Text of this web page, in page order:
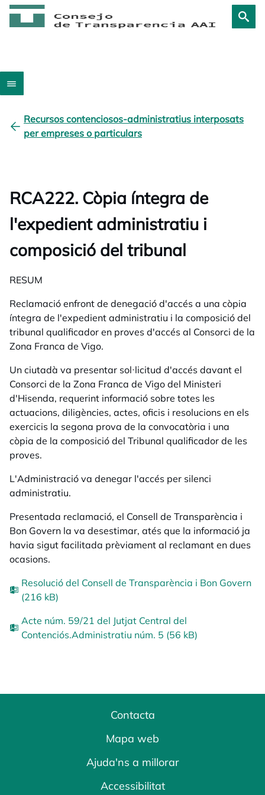
Recursos contenciosos-administratius interposats
per empreses o particulars
RCA222. Còpia íntegra de
l'expedient administratiu i
composició del tribunal
RESUM
Reclamació enfront de denegació d'accés a una còpia
íntegra de l'expedient administratiu i la composició del
tribunal qualificador en proves d'accés al Consorci de la
Zona Franca de Vigo.
Un ciutadà va presentar sol·licitud d'accés davant el
Consorci de la Zona Franca de Vigo del Ministeri
d'Hisenda, requerint informació sobre totes les
actuacions, diligències, actes, oficis i resolucions en els
exercicis la segona prova de la convocatòria i una
còpia de la composició del Tribunal qualificador de les
proves.
L'Administració va denegar l'accés per silenci
administratiu.
Presentada reclamació, el Consell de Transparència i
Bon Govern la va desestimar, atés que la informació ja
havia sigut facilitada prèviament al reclamant en dues
ocasions.
Resolució del Consell de Transparència i Bon Govern
(216 kB)
Acte núm. 59/21 del Jutjat Central del
Contenciós.Administratiu núm. 5 (56 kB)
Contacta
Mapa web
Ajuda'ns a millorar
Accessibilitat